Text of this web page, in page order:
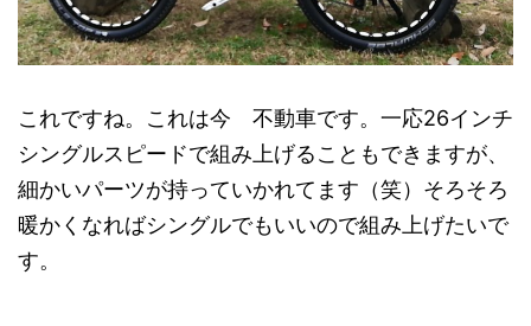
これですね。これは今 不動車です。一応26インチ
シングルスピードで組み上げることもできますが、
細かいパーツが持っていかれてます（笑）そろそろ
暖かくなればシングルでもいいので組み上げたいで
す。